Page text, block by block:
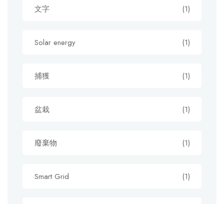
文字 (1)
Solar energy (1)
捕獲 (1)
盆栽 (1)
廢棄物 (1)
Smart Grid (1)